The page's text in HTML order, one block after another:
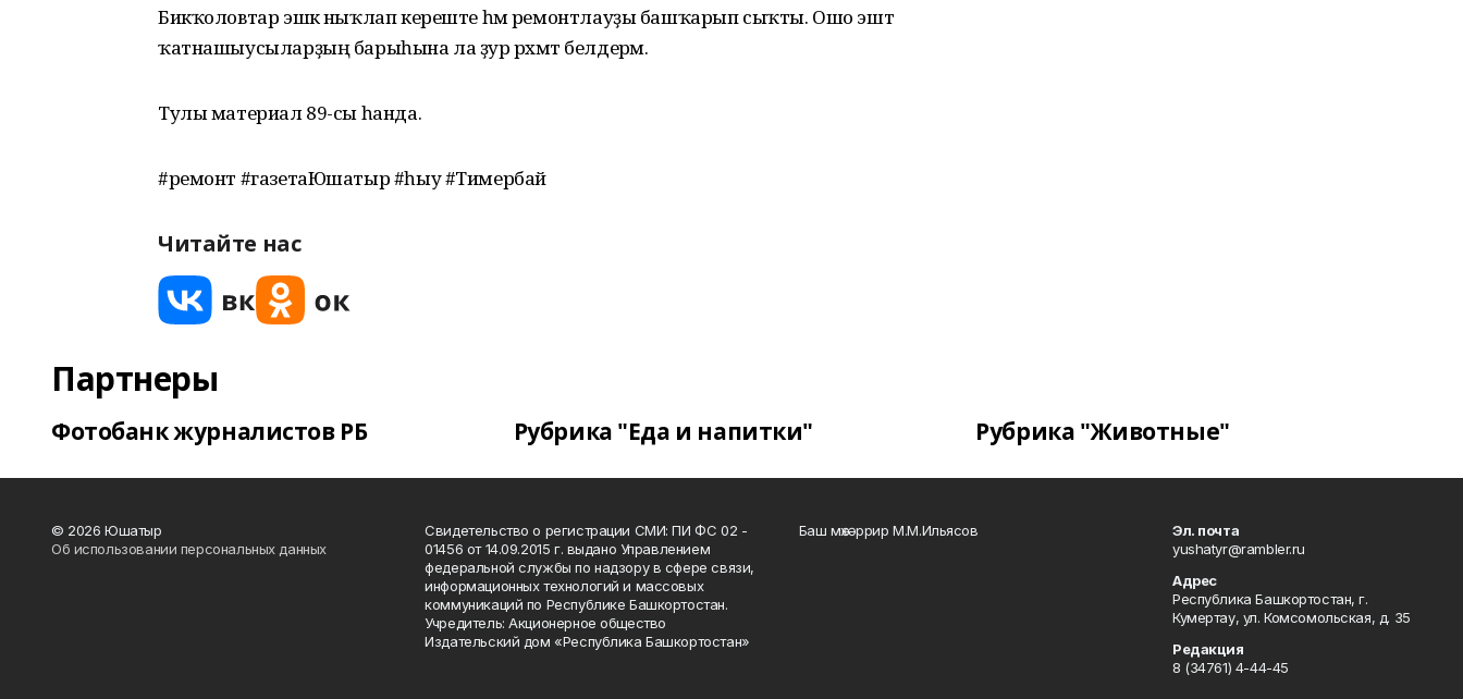
Бикҡоловтар эшкә ныҡлап кереште һәм ремонтлауҙы башҡарып сыҡты. Ошо эштә
ҡатнашыусыларҙың барыһына ла ҙур рәхмәт белдерәм.
Тулы материал 89-сы һанда.
#ремонт #газетаЮшатыр #һыу #Тимербай
Читайте нас
Партнеры
Фотобанк журналистов РБ Рубрика "Еда и напитки" Рубрика "Животные"
© 2026 Юшатыр
Об использовании персональных данных
Свидетельство о регистрации СМИ: ПИ ФС 02 -
01456 от 14.09.2015 г. выдано Управлением
федеральной службы по надзору в сфере связи,
информационных технологий и массовых
коммуникаций по Республике Башкортостан.
Учредитель: Акционерное общество
Издательский дом «Республика Башкортостан»
Баш мөхәррир М.М.Ильясов
Эл. почта
yushatyr@rambler.ru
Адрес
Республика Башкортостан, г.
Кумертау, ул. Комсомольская, д. 35
Редакция
8 (34761) 4-44-45